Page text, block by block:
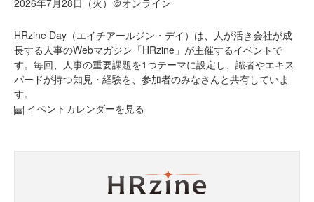
2026年7月28日（火）＠オンライン
HRzine Day（エイチアールジン・デイ）は、人が活き会社が成
長する人事のWebマガジン「HRzine」が主催するイベントで
す。毎回、人事の重要課題を1つテーマに設定し、識者やエキス
パードが持つ知見・経験を、参加者のみなさんと共有していま
す。
イベントカレンダーを見る